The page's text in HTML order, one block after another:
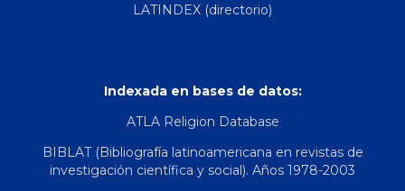
LATINDEX (directorio)
Indexada en bases de datos:
ATLA Religion Database
BIBLAT (Bibliografía latinoamericana en revistas de
investigación científica y social). Años 1978-2003